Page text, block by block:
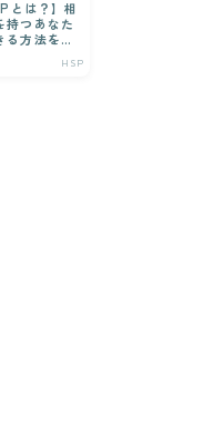
とは？】相
持つあなた
る方法を解
HSP